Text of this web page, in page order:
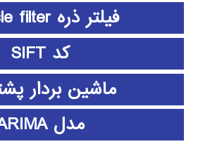
فیلتر ذره particle filter
کد SIFT
ماشین بردار
مدل ARIMA